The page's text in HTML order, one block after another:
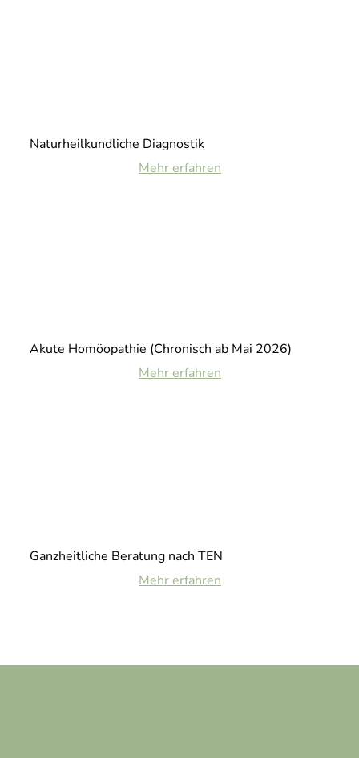
Naturheilkundliche Diagnostik
Mehr erfahren
Akute Homöopathie (Chronisch ab Mai 2026)
Mehr erfahren
Ganzheitliche Beratung nach TEN
Mehr erfahren